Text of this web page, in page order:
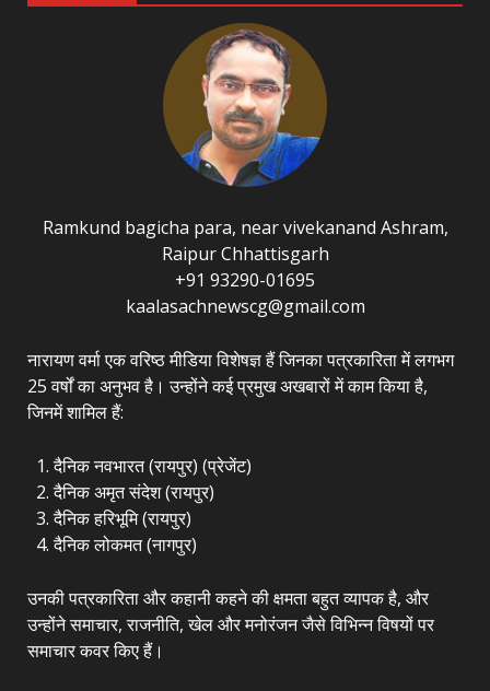
Ramkund bagicha para, near vivekanand Ashram,
Raipur Chhattisgarh
+91 93290-01695
kaalasachnewscg@gmail.com
नारायण वर्मा एक वरिष्ठ मीडिया विशेषज्ञ हैं जिनका पत्रकारिता में लगभग
25 वर्षों का अनुभव है। उन्होंने कई प्रमुख अखबारों में काम किया है,
जिनमें शामिल हैं:
दैनिक नवभारत (रायपुर) (प्रेजेंट)
दैनिक अमृत संदेश (रायपुर)
दैनिक हरिभूमि (रायपुर)
दैनिक लोकमत (नागपुर)
उनकी पत्रकारिता और कहानी कहने की क्षमता बहुत व्यापक है, और
उन्होंने समाचार, राजनीति, खेल और मनोरंजन जैसे विभिन्न विषयों पर
समाचार कवर किए हैं।